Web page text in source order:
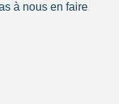
à nous en faire